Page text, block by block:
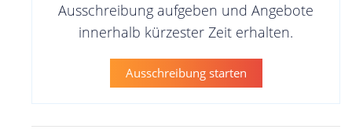
Ausschreibung aufgeben und Angebote
innerhalb kürzester Zeit erhalten.
Ausschreibung starten